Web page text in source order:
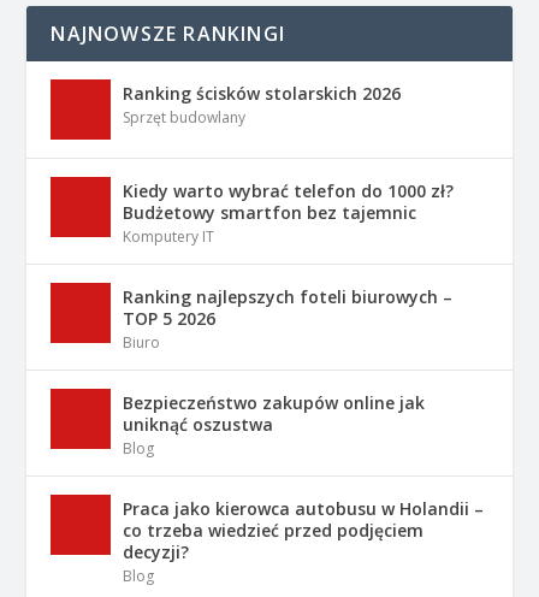
NAJNOWSZE RANKINGI
Ranking ścisków stolarskich 2026
Sprzęt budowlany
Kiedy warto wybrać telefon do 1000 zł?
Budżetowy smartfon bez tajemnic
Komputery IT
Ranking najlepszych foteli biurowych –
TOP 5 2026
Biuro
Bezpieczeństwo zakupów online jak
uniknąć oszustwa
Blog
Praca jako kierowca autobusu w Holandii –
co trzeba wiedzieć przed podjęciem
decyzji?
Blog